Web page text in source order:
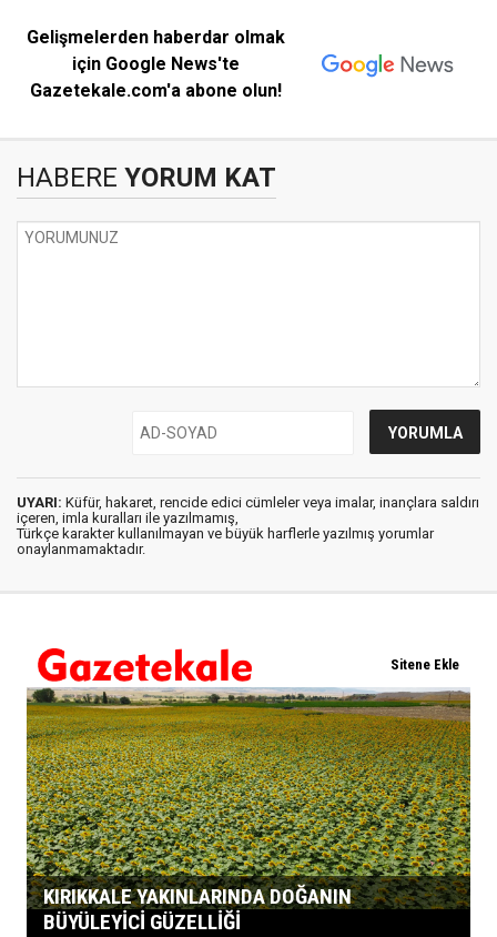
Gelişmelerden haberdar olmak
için Google News'te
Gazetekale.com'a abone olun!
HABERE YORUM KAT
UYARI: Küfür, hakaret, rencide edici cümleler veya imalar, inançlara saldırı
içeren, imla kuralları ile yazılmamış,
Türkçe karakter kullanılmayan ve büyük harflerle yazılmış yorumlar
onaylanmamaktadır.